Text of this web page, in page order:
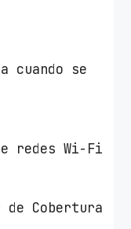
cuando se
redes Wi-Fi
de Cobertura